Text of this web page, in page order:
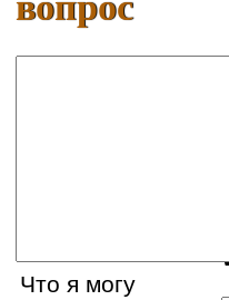
Что я могу